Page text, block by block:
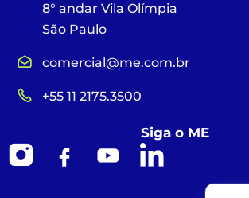
8° andar Vila Olímpia
São Paulo
comercial@me.com.br
+55 11 2175.3500
Siga o ME